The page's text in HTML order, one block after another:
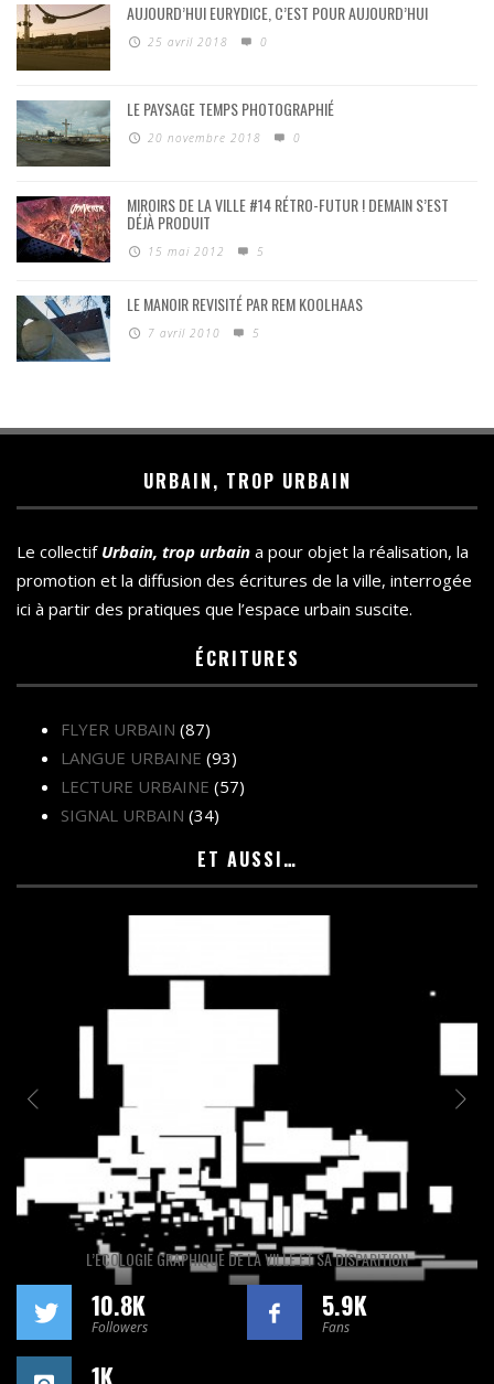
AUJOURD’HUI EURYDICE, C’EST POUR AUJOURD’HUI
25 avril 2018 0
LE PAYSAGE TEMPS PHOTOGRAPHIÉ
20 novembre 2018 0
MIROIRS DE LA VILLE #14 RÉTRO-FUTUR ! DEMAIN S’EST
DÉJÀ PRODUIT
15 mai 2012 5
LE MANOIR REVISITÉ PAR REM KOOLHAAS
7 avril 2010 5
URBAIN, TROP URBAIN
Le collectif Urbain, trop urbain a pour objet la réalisation, la
promotion et la diffusion des écritures de la ville, interrogée
ici à partir des pratiques que l’espace urbain suscite.
ÉCRITURES
FLYER URBAIN (87)
LANGUE URBAINE (93)
LECTURE URBAINE (57)
SIGNAL URBAIN (34)
ET AUSSI…
L’ÉCOLOGIE GRAPHIQUE DE LA VILLE ET SA DISPARITION
10.8K
Followers
5.9K
Fans
1K